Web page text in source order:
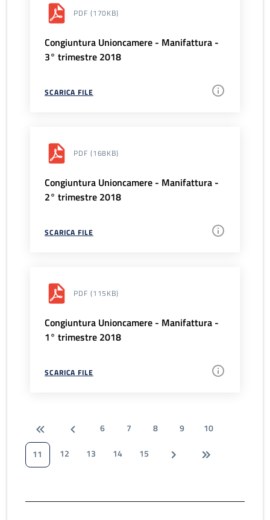
PDF (170KB)
Congiuntura Unioncamere - Manifattura -
3° trimestre 2018
SCARICA FILE
PDF (168KB)
Congiuntura Unioncamere - Manifattura -
2° trimestre 2018
SCARICA FILE
PDF (115KB)
Congiuntura Unioncamere - Manifattura -
1° trimestre 2018
SCARICA FILE
6 7 8 9
10
11
12 13 14 15